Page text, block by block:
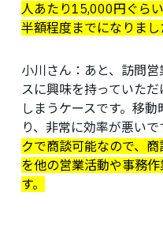
人あたり15,000円ぐら
半額程度までになりまし
小川さん： あと、訪問
スに興味を持っていた
しまうケースです。移
り、非常に効率が悪いで
クで商談可能なので、
を他の営業活動や事務
す。